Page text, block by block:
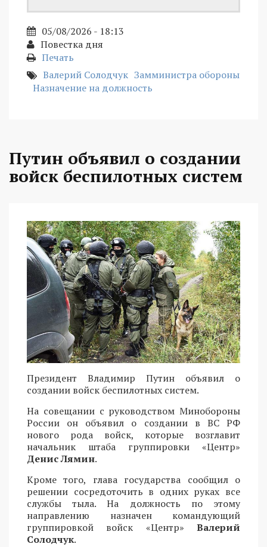
05/08/2026 - 18:13
Повестка дня
Печать
Валерий Солодчук Замминистра обороны
Назначение на должность
Путин объявил о создании
войск беспилотных систем
Президент Владимир Путин объявил о
создании войск беспилотных систем.
На совещании с руководством Минобороны
России он объявил о создании в ВС РФ
нового рода войск, которые возглавит
начальник штаба группировки «Центр»
Денис Лямин.
Кроме того, глава государства сообщил о
решении сосредоточить в одних руках все
службы тыла. На должность по этому
направлению назначен командующий
группировкой войск «Центр» Валерий
Солодчук.